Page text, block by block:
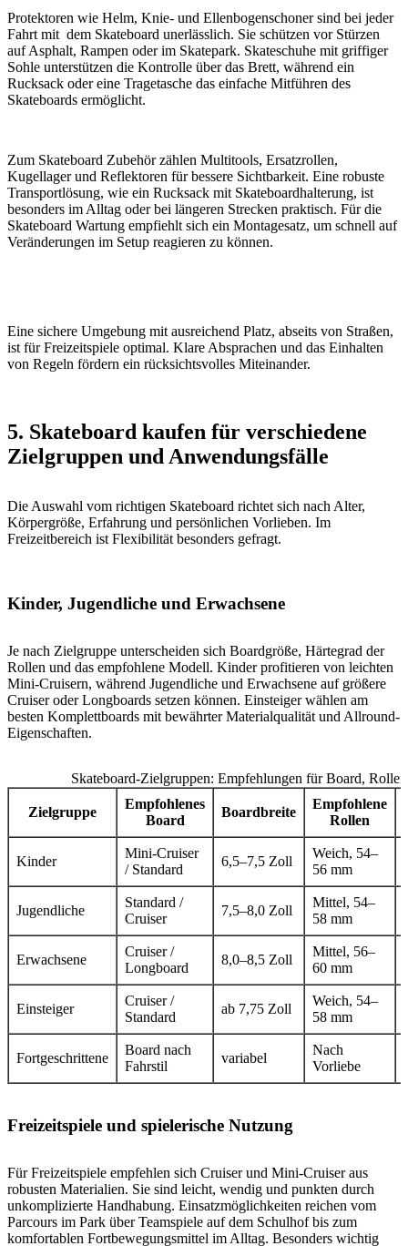
Protektoren wie Helm, Knie- und Ellenbogenschoner sind bei jeder
Fahrt mit dem Skateboard unerlässlich. Sie schützen vor Stürzen
auf Asphalt, Rampen oder im Skatepark. Skateschuhe mit griffiger
Sohle unterstützen die Kontrolle über das Brett, während ein
Rucksack oder eine Tragetasche das einfache Mitführen des
Skateboards ermöglicht.
Zum Skateboard Zubehör zählen Multitools, Ersatzrollen,
Kugellager und Reflektoren für bessere Sichtbarkeit. Eine robuste
Transportlösung, wie ein Rucksack mit Skateboardhalterung, ist
besonders im Alltag oder bei längeren Strecken praktisch. Für die
Skateboard Wartung empfiehlt sich ein Montagesatz, um schnell auf
Veränderungen im Setup reagieren zu können.
Eine sichere Umgebung mit ausreichend Platz, abseits von Straßen,
ist für Freizeitspiele optimal. Klare Absprachen und das Einhalten
von Regeln fördern ein rücksichtsvolles Miteinander.
5. Skateboard kaufen für verschiedene
Zielgruppen und Anwendungsfälle
Die Auswahl vom richtigen Skateboard richtet sich nach Alter,
Körpergröße, Erfahrung und persönlichen Vorlieben. Im
Freizeitbereich ist Flexibilität besonders gefragt.
Kinder, Jugendliche und Erwachsene
Je nach Zielgruppe unterscheiden sich Boardgröße, Härtegrad der
Rollen und das empfohlene Modell. Kinder profitieren von leichten
Mini-Cruisern, während Jugendliche und Erwachsene auf größere
Cruiser oder Longboards setzen können. Einsteiger wählen am
besten Komplettboards mit bewährter Materialqualität und Allround-
Eigenschaften.
Skateboard-Zielgruppen: Empfehlungen für Board,
Zielgruppe
Empfohlenes
Board
Boardbreite
Empfohlene
Rollen
Kinder
Mini-Cruiser
/ Standard
6,5–7,5 Zoll
Weich, 54–
56 mm
Jugendliche
Standard /
Cruiser
7,5–8,0 Zoll
Mittel, 54–
58 mm
Erwachsene
Cruiser /
Longboard
8,0–8,5 Zoll
Mittel, 56–
60 mm
Einsteiger
Cruiser /
Standard
ab 7,75 Zoll
Weich, 54–
58 mm
Fortgeschrittene
Board nach
Fahrstil
variabel
Nach
Vorliebe
Freizeitspiele und spielerische Nutzung
Für Freizeitspiele empfehlen sich Cruiser und Mini-Cruiser aus
robusten Materialien. Sie sind leicht, wendig und punkten durch
unkomplizierte Handhabung. Einsatzmöglichkeiten reichen vom
Parcours im Park über Teamspiele auf dem Schulhof bis zum
komfortablen Fortbewegungsmittel im Alltag. Besonders wichtig